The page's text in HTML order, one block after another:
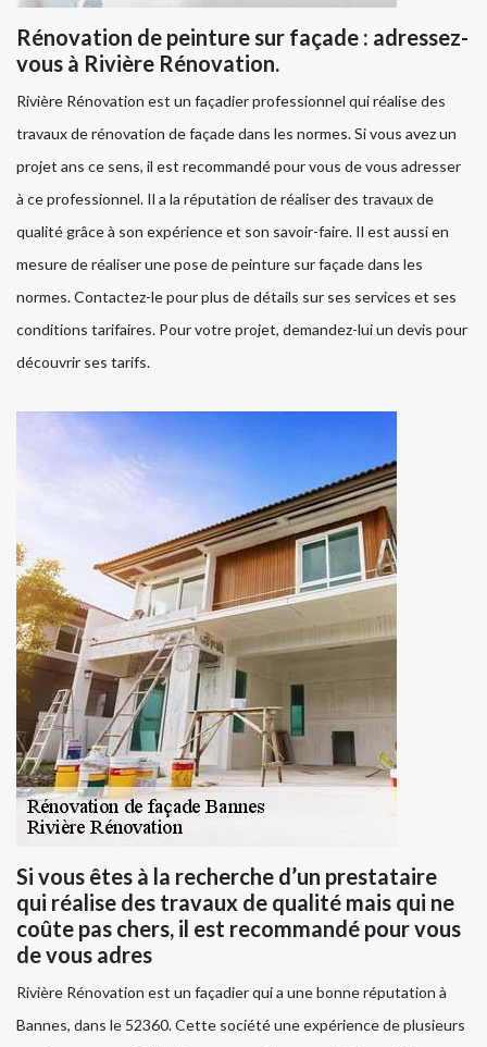
Rénovation de peinture sur façade : adressez-
vous à Rivière Rénovation.
Rivière Rénovation est un façadier professionnel qui réalise des
travaux de rénovation de façade dans les normes. Si vous avez un
projet ans ce sens, il est recommandé pour vous de vous adresser
à ce professionnel. Il a la réputation de réaliser des travaux de
qualité grâce à son expérience et son savoir-faire. Il est aussi en
mesure de réaliser une pose de peinture sur façade dans les
normes. Contactez-le pour plus de détails sur ses services et ses
conditions tarifaires. Pour votre projet, demandez-lui un devis pour
découvrir ses tarifs.
Si vous êtes à la recherche d’un prestataire
qui réalise des travaux de qualité mais qui ne
coûte pas chers, il est recommandé pour vous
de vous adres
Rivière Rénovation est un façadier qui a une bonne réputation à
Bannes, dans le 52360. Cette société une expérience de plusieurs